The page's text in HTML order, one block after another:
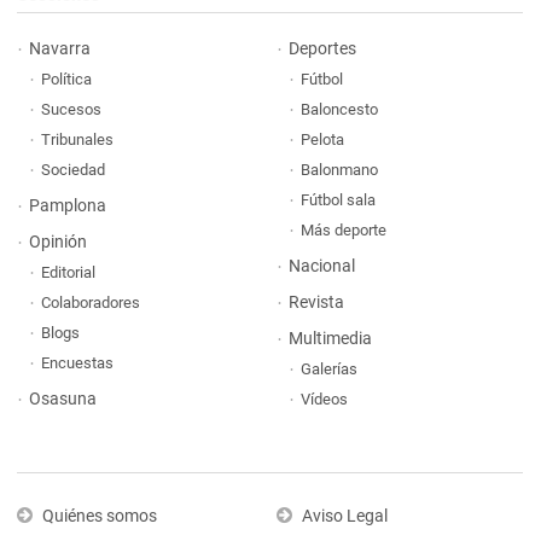
Navarra
Política
Sucesos
Tribunales
Sociedad
Pamplona
Opinión
Editorial
Colaboradores
Blogs
Encuestas
Osasuna
Deportes
Fútbol
Baloncesto
Pelota
Balonmano
Fútbol sala
Más deporte
Nacional
Revista
Multimedia
Galerías
Vídeos
Quiénes somos Aviso Legal